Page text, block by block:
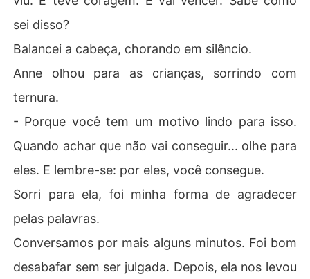
sei disso?
Balancei a cabeça, chorando em silêncio.
Anne olhou para as crianças, sorrindo com
ternura.
- Porque você tem um motivo lindo para isso.
Quando achar que não vai conseguir... olhe para
eles. E lembre-se: por eles, você consegue.
Sorri para ela, foi minha forma de agradecer
pelas palavras.
Conversamos por mais alguns minutos. Foi bom
desabafar sem ser julgada. Depois, ela nos levou